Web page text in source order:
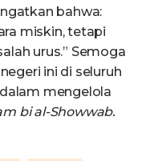
bahwa:
miskin, tetapi
urus.” Semoga
ini di seluruh
mengelola
bi al-Showwab.